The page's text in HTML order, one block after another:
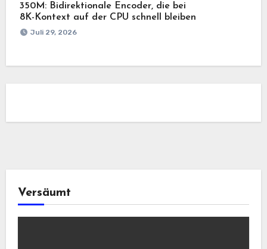
350M: Bidirektionale Encoder, die bei
8K-Kontext auf der CPU schnell bleiben
Juli 29, 2026
Versäumt